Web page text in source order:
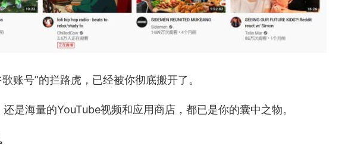
账号”的拦路虎，已经被你彻底搬开了。
是海量的YouTube视频和应用商店，都已是你的囊中之物。